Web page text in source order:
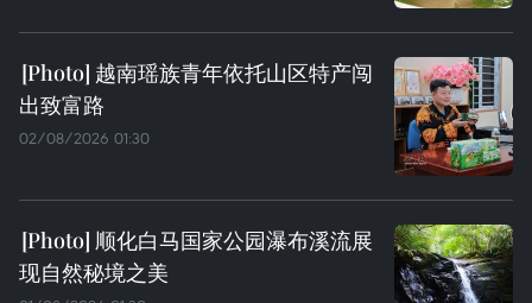
越南瑶族青年依托山区特产闯
出致富路
02/08/2026 01:30
顺化白马国家公园瀑布溪流展
现自然秘境之美